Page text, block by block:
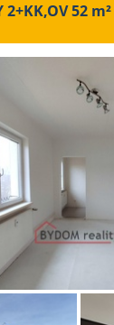
2+KK,OV 52 m²